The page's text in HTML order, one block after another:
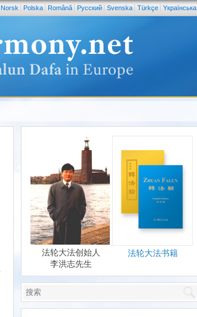
Norsk Polska Română Pусский Svenska Türkçe Yкраїнська
法轮大法创始人
李洪志先生
法轮大法书籍